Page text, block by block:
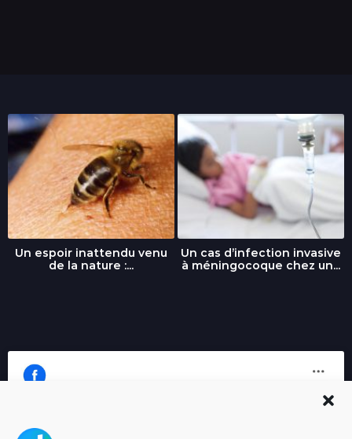
Un espoir inattendu venu
de la nature :...
Un cas d’infection invasive
à méningocoque chez un...